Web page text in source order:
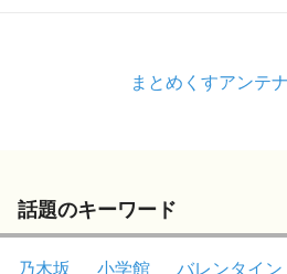
まとめくすアンテ
話題のキーワード
乃木坂 小学館 バレンタイン